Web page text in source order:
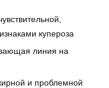
купероза
линия на
и проблемной